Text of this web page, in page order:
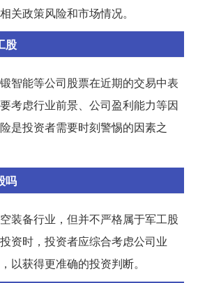
关政策风险和市场情况。
股
智能等公司股票在近期的交易中表
考虑行业前景、公司盈利能力等因
是投资者需要时刻警惕的因素之
吗
装备行业，但并不严格属于军工股
资时，投资者应综合考虑公司业
以获得更准确的投资判断。